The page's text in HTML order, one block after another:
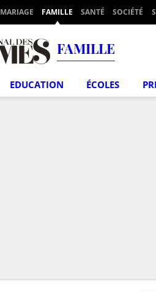
MARIAGE FAMILLE SANTÉ SOCIÉTÉ
FAMILLE
EDUCATION ÉCOLES